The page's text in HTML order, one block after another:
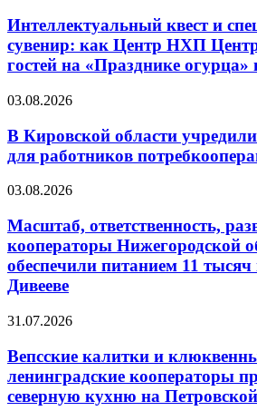
Интеллектуальный квест и
сувенир: как Центр НХП
гостей на «Празднике огурца»
03.08.2026
В Кировской области
для работников
03.08.2026
Масштаб, ответственность,
кооператоры Нижегородской
обеспечили питанием 11
Дивееве
31.07.2026
Вепсские калитки и
ленинградские кооператоры
северную кухню на